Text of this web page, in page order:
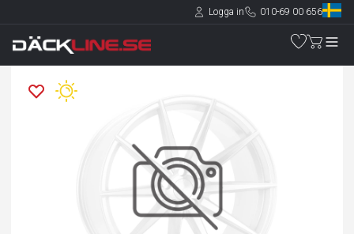
Logga in 010-69 00 656